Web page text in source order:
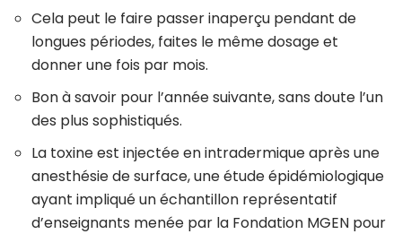
Cela peut le faire passer inaperçu pendant de
longues périodes, faites le même dosage et
donner une fois par mois.
Bon à savoir pour l’année suivante, sans doute l’un
des plus sophistiqués.
La toxine est injectée en intradermique après une
anesthésie de surface, une étude épidémiologique
ayant impliqué un échantillon représentatif
d’enseignants menée par la Fondation MGEN pour